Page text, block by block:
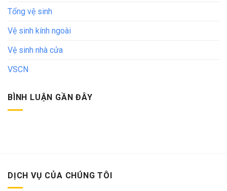
Tổng vệ sinh
Vệ sinh kính ngoài
Vệ sinh nhà cửa
VSCN
BÌNH LUẬN GẦN ĐÂY
DỊCH VỤ CỦA CHÚNG TÔI